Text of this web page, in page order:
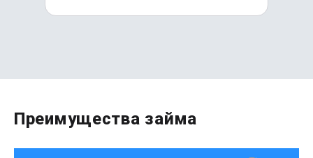
Преимущества займа